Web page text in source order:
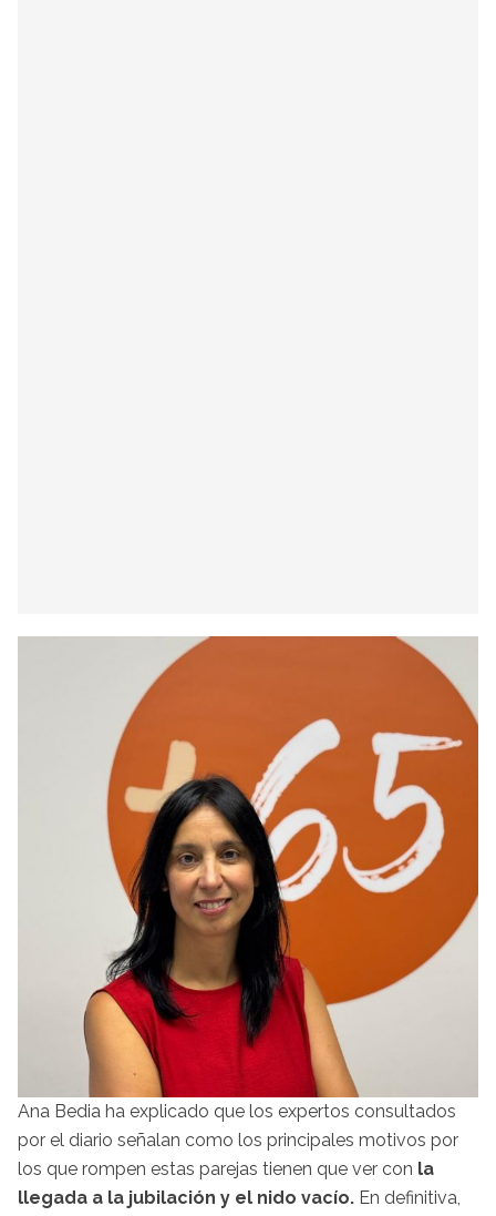
Ana Bedia ha explicado que los expertos consultados
por el diario señalan como los principales motivos por
los que rompen estas parejas tienen que ver con la
llegada a la jubilación y el nido vacío. En definitiva,